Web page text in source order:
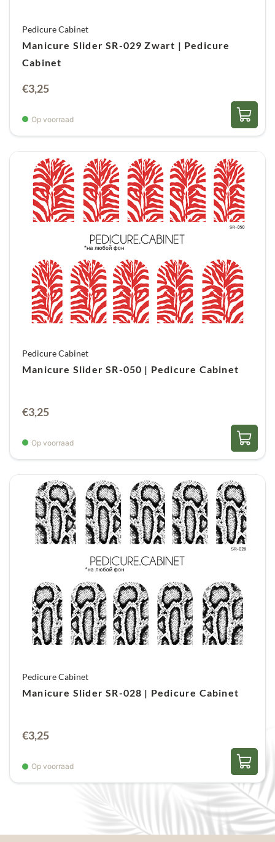
Pedicure Cabinet
Manicure Slider SR-029 Zwart | Pedicure
Cabinet
€3,25
Op voorraad
Pedicure Cabinet
Manicure Slider SR-050 | Pedicure Cabinet
€3,25
Op voorraad
Pedicure Cabinet
Manicure Slider SR-028 | Pedicure Cabinet
€3,25
Op voorraad